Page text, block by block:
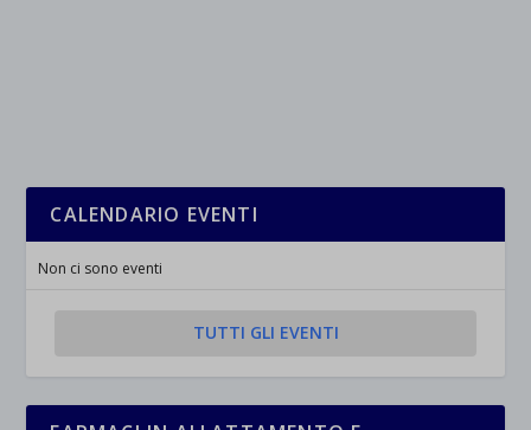
CALENDARIO EVENTI
Non ci sono eventi
TUTTI GLI EVENTI